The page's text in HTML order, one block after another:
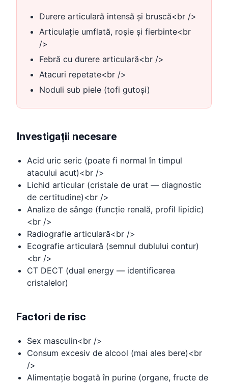
Durere articulară intensă și bruscă<br />
Articulație umflată, roșie și fierbinte<br
/>
Febră cu durere articulară<br />
Atacuri repetate<br />
Noduli sub piele (tofi gutoși)
Investigații necesare
Acid uric seric (poate fi normal în timpul
atacului acut)<br />
Lichid articular (cristale de urat — diagnostic
de certitudine)<br />
Analize de sânge (funcție renală, profil lipidic)
<br />
Radiografie articulară<br />
Ecografie articulară (semnul dublului contur)
<br />
CT DECT (dual energy — identificarea
cristalelor)
Factori de risc
Sex masculin<br />
Consum excesiv de alcool (mai ales bere)<br
/>
Alimentație bogată în purine (organe, fructe de